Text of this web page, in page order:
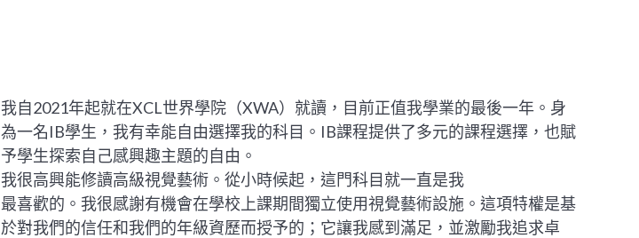
我自2021年起就在XCL世界學院（XWA）就讀，目前正值我學業的最後一年。身
為一名IB學生，我有幸能自由選擇我的科目。IB課程提供了多元的課程選擇，也賦
予學生探索自己感興趣主題的自由。
我很高興能修讀高級視覺藝術。從小時候起，這門科目就一直是我
最喜歡的。我很感謝有機會在學校上課期間獨立使用視覺藝術設施。這項特權是基
於對我們的信任和我們的年級資歷而授予的；它讓我感到滿足，並激勵我追求卓